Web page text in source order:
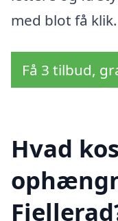
med blot få klik.
Få 3 tilbud,
Hvad